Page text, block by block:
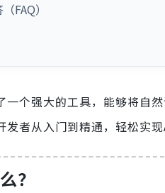
FAQ）
个强大的工具，能够将自
者从入门到精通，轻松实现
？